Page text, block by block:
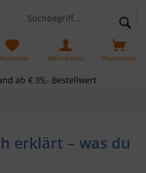
ab € 35,- Bestellwert
Warenkorb
Mein Konto
erklärt – was du